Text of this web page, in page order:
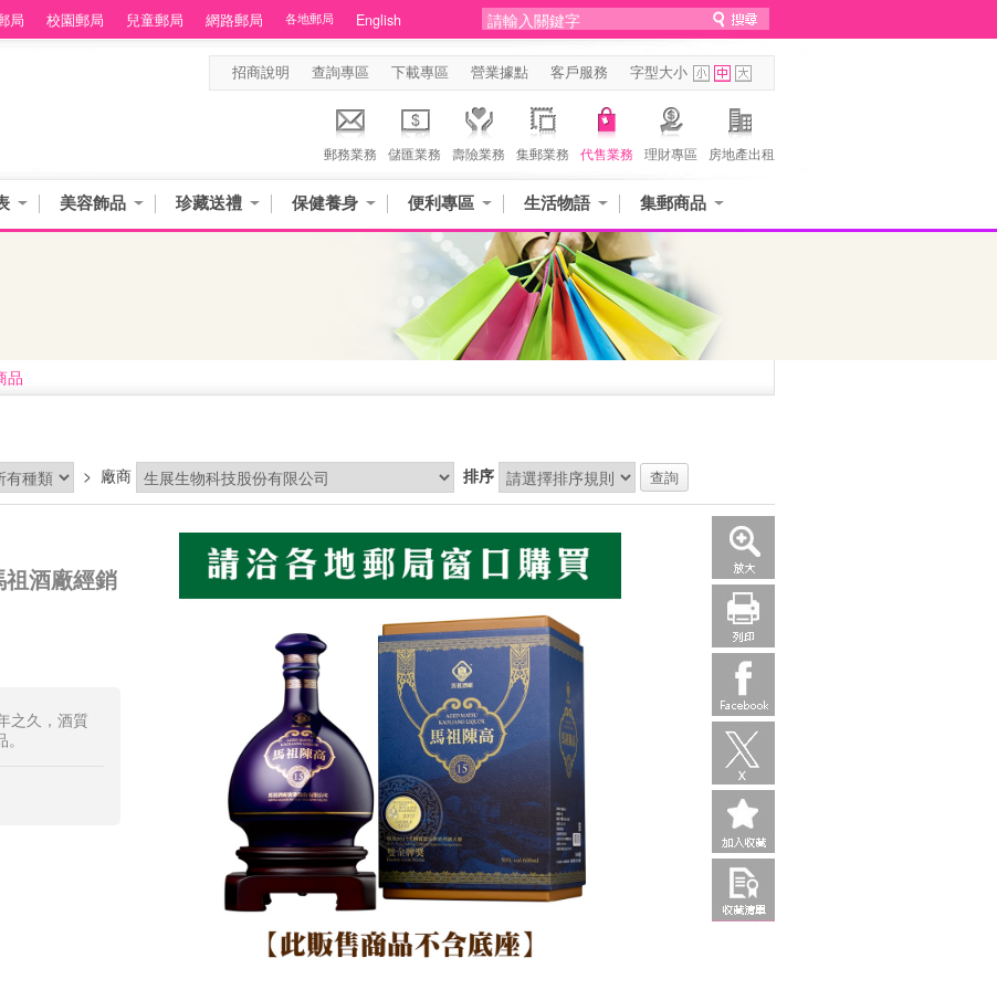
局 校園郵局 兒童郵局 網路郵局 各地郵局 English
招商說明 查詢專區 下載專區 營業據點 客戶服務 字型大小
郵務業務 儲匯業務 壽險業務 集郵業務 代售業務 理財專區 房地產出租
美容飾品 珍藏送禮 保健養身 便利專區 生活物語 集郵商品
品
> 廠商 排序
酒廠經銷
之久，酒質